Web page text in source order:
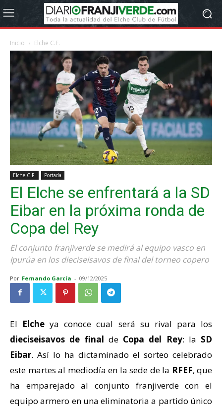
Inicio Elche C.F.
Elche C.F. Portada
El Elche se enfrentará a la SD
Eibar en la próxima ronda de
Copa del Rey
El conjunto franjiverde se medirá al equipo vasco en
Ipurúa en los dieciseisavos de final del torneo copero
Por Fernando García - 09/12/2025
El Elche ya conoce cual será su rival para los
dieciseisavos de final de Copa del Rey: la SD
Eibar. Así lo ha dictaminado el sorteo celebrado
este martes al mediodía en la sede de la RFEF, que
ha emparejado al conjunto franjiverde con el
equipo armero en una eliminatoria a partido único